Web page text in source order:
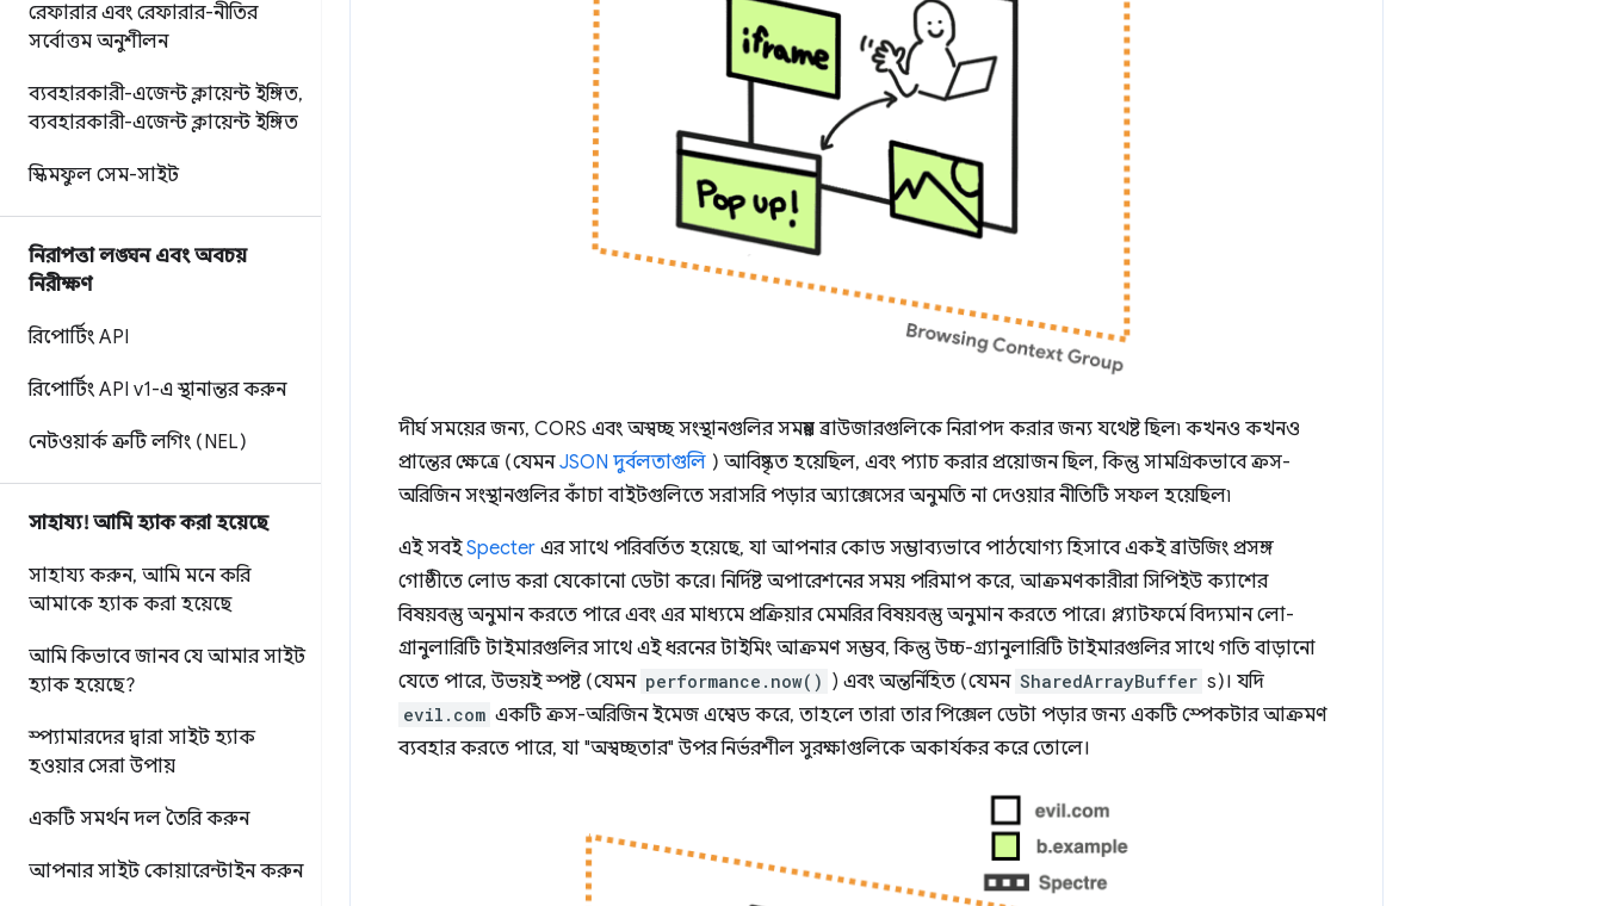
রেফারার এবং রেফারার-নীতির
সর্বোত্তম অনুশীলন
ব্যবহারকারী-এজেন্ট ক্লায়েন্ট ইঙ্গিত,
ব্যবহারকারী-এজেন্ট ক্লায়েন্ট ইঙ্গিত
স্কিমফুল সেম-সাইট
নিরাপত্তা লঙ্ঘন এবং অবচয়
নিরীক্ষণ
রিপোর্টিং API
রিপোর্টিং API v1-এ স্থানান্তর করুন
নেটওয়ার্ক ত্রুটি লগিং (NEL)
সাহায্য! আমি হ্যাক করা হয়েছে
সাহায্য করুন, আমি মনে করি
আমাকে হ্যাক করা হয়েছে
আমি কিভাবে জানব যে আমার সাইট
হ্যাক হয়েছে?
স্প্যামারদের দ্বারা সাইট হ্যাক
হওয়ার সেরা উপায়
একটি সমর্থন দল তৈরি করুন
আপনার সাইট কোয়ারেন্টাইন করুন
দীর্ঘ সময়ের জন্য, CORS এবং অস্বচ্ছ সংস্থানগুলির সমন্বয় ব্রাউজারগুলিকে নিরাপদ করার জন্য যথেষ্ট ছিল৷ কখনও কখনও
প্রান্তের ক্ষেত্রে (যেমনJSON দুর্বলতাগুলি ) আবিষ্কৃত হয়েছিল, এবং প্যাচ করার প্রয়োজন ছিল, কিন্তু সামগ্রিকভাবে ক্রস-
অরিজিন সংস্থানগুলির কাঁচা বাইটগুলিতে সরাসরি পড়ার অ্যাক্সেসের অনুমতি না দেওয়ার নীতিটি সফল হয়েছিল৷
এই সবইSpecter এর সাথে পরিবর্তিত হয়েছে, যা আপনার কোড সম্ভাব্যভাবে পাঠযোগ্য হিসাবে একই ব্রাউজিং প্রসঙ্গ
গোষ্ঠীতে লোড করা যেকোনো ডেটা করে। নির্দিষ্ট অপারেশনের সময় পরিমাপ করে, আক্রমণকারীরা সিপিইউ ক্যাশের
বিষয়বস্তু অনুমান করতে পারে এবং এর মাধ্যমে প্রক্রিয়ার মেমরির বিষয়বস্তু অনুমান করতে পারে। প্ল্যাটফর্মে বিদ্যমান লো-
গ্রানুলারিটি টাইমারগুলির সাথে এই ধরনের টাইমিং আক্রমণ সম্ভব, কিন্তু উচ্চ-গ্র্যানুলারিটি টাইমারগুলির সাথে গতি বাড়ানো
যেতে পারে, উভয়ই স্পষ্ট (যেমন performance.now() ) এবং অন্তর্নিহিত (যেমন SharedArrayBuffer s)। যদি
evil.com একটি ক্রস-অরিজিন ইমেজ এম্বেড করে, তাহলে তারা তার পিক্সেল ডেটা পড়ার জন্য একটি স্পেকটার আক্রমণ
ব্যবহার করতে পারে, যা "অস্বচ্ছতার" উপর নির্ভরশীল সুরক্ষাগুলিকে অকার্যকর করে তোলে।